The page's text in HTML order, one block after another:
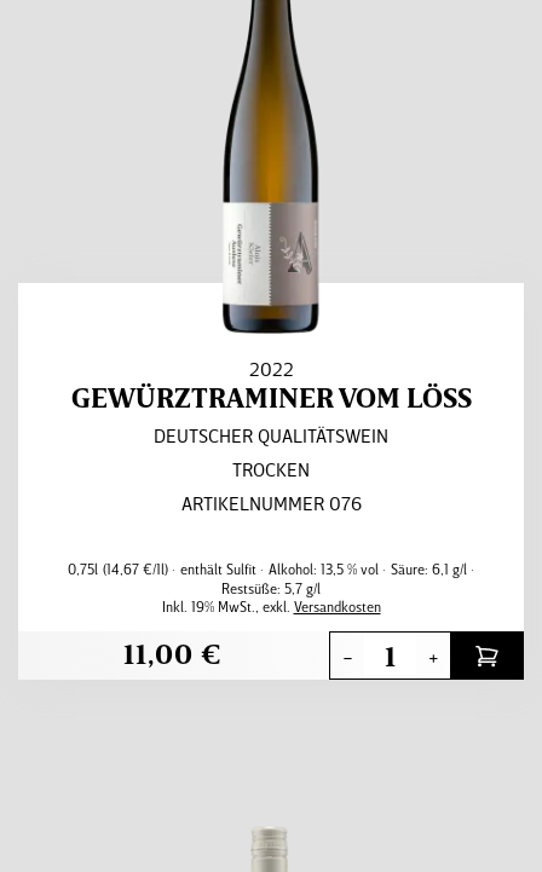
2022
GEWÜRZTRAMINER VOM LÖSS
DEUTSCHER QUALITÄTSWEIN
TROCKEN
ARTIKELNUMMER 076
0,75l (14,67 €/1l) enthält Sulfit Alkohol: 13,5 % vol Säure: 6,1 g/l
Restsüße: 5,7 g/l
11,00 €
Inkl. 19% MwSt. exkl. Versandkosten
- +